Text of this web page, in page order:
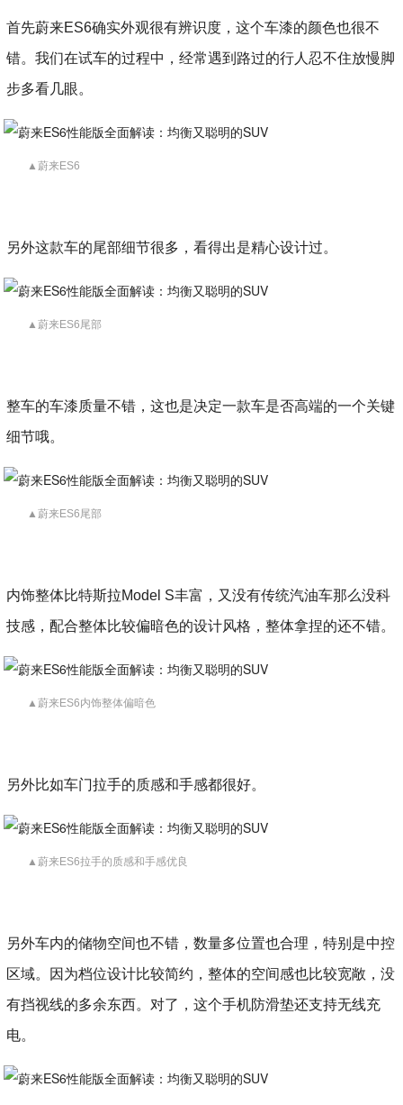
首先蔚来ES6确实外观很有辨识度，这个车漆的颜色也很不
错。我们在试车的过程中，经常遇到路过的行人忍不住放慢脚
步多看几眼。
▲蔚来ES6
另外这款车的尾部细节很多，看得出是精心设计过。
▲蔚来ES6尾部
整车的车漆质量不错，这也是决定一款车是否高端的一个关键
细节哦。
▲蔚来ES6尾部
内饰整体比特斯拉Model S丰富，又没有传统汽油车那么没科
技感，配合整体比较偏暗色的设计风格，整体拿捏的还不错。
▲蔚来ES6内饰整体偏暗色
另外比如车门拉手的质感和手感都很好。
▲蔚来ES6拉手的质感和手感优良
另外车内的储物空间也不错，数量多位置也合理，特别是中控
区域。因为档位设计比较简约，整体的空间感也比较宽敞，没
有挡视线的多余东西。对了，这个手机防滑垫还支持无线充
电。